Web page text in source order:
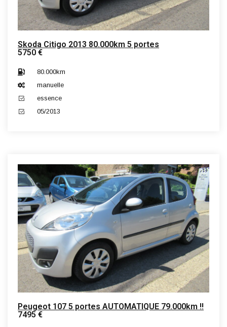
Skoda Citigo 2013 80.000km 5 portes
5750 €
80.000km
manuelle
essence
05/2013
Peugeot 107 5 portes AUTOMATIQUE 79.000km !!
7495 €